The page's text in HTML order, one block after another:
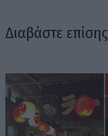
Διαβάστε επίσης